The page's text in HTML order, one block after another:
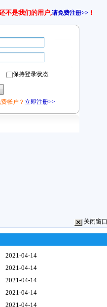
不是我们的用户,请免费注册>> ！
保持登录状态
帐户？ 立即注册>>
关闭窗口
2021-04-14
2021-04-14
2021-04-14
2021-04-14
2021-04-14